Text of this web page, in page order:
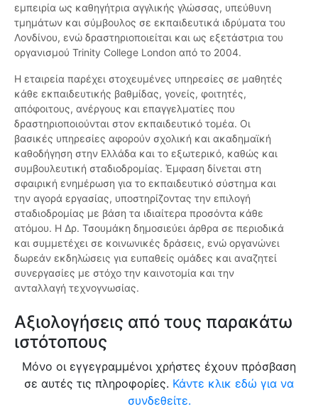
εμπειρία ως καθηγήτρια αγγλικής γλώσσας, υπεύθυνη
τμημάτων και σύμβουλος σε εκπαιδευτικά ιδρύματα του
Λονδίνου, ενώ δραστηριοποιείται και ως εξετάστρια του
οργανισμού Trinity College London από το 2004.
Η εταιρεία παρέχει στοχευμένες υπηρεσίες σε μαθητές
κάθε εκπαιδευτικής βαθμίδας, γονείς, φοιτητές,
απόφοιτους, ανέργους και επαγγελματίες που
δραστηριοποιούνται στον εκπαιδευτικό τομέα. Οι
βασικές υπηρεσίες αφορούν σχολική και ακαδημαϊκή
καθοδήγηση στην Ελλάδα και το εξωτερικό, καθώς και
συμβουλευτική σταδιοδρομίας. Έμφαση δίνεται στη
σφαιρική ενημέρωση για το εκπαιδευτικό σύστημα και
την αγορά εργασίας, υποστηρίζοντας την επιλογή
σταδιοδρομίας με βάση τα ιδιαίτερα προσόντα κάθε
ατόμου. Η Δρ. Τσουμάκη δημοσιεύει άρθρα σε περιοδικά
και συμμετέχει σε κοινωνικές δράσεις, ενώ οργανώνει
δωρεάν εκδηλώσεις για ευπαθείς ομάδες και αναζητεί
συνεργασίες με στόχο την καινοτομία και την
ανταλλαγή τεχνογνωσίας.
Αξιολογήσεις από τους παρακάτω
ιστότοπους
Μόνο οι εγγεγραμμένοι χρήστες έχουν πρόσβαση
σε αυτές τις πληροφορίες. Κάντε κλικ εδώ για να
συνδεθείτε.